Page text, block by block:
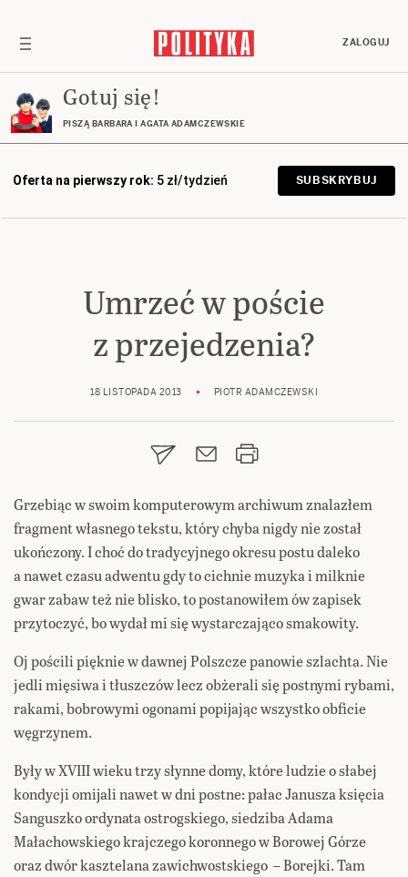
ZALOGUJ
Gotuj się!
PISZĄ BARBARA I AGATA ADAMCZEWSKIE
Oferta na pierwszy rok: 5 zł/tydzień SUBSKRYBUJ
Umrzeć w poście
z przejedzenia?
18 LISTOPADA 2013 PIOTR ADAMCZEWSKI
Grzebiąc w swoim komputerowym archiwum znalazłem
fragment własnego tekstu, który chyba nigdy nie został
ukończony. I choć do tradycyjnego okresu postu daleko
a nawet czasu adwentu gdy to cichnie muzyka i milknie
gwar zabaw też nie blisko, to postanowiłem ów zapisek
przytoczyć, bo wydał mi się wystarczająco smakowity.
Oj pościli pięknie w dawnej Polszcze panowie szlachta. Nie
jedli mięsiwa i tłuszczów lecz obżerali się postnymi rybami,
rakami, bobrowymi ogonami popijając wszystko obficie
węgrzynem.
Były w XVIII wieku trzy słynne domy, które ludzie o słabej
kondycji omijali nawet w dni postne: pałac Janusza księcia
Sanguszko ordynata ostrogskiego, siedziba Adama
Małachowskiego krajczego koronnego w Borowej Górze
oraz dwór kasztelana zawichwostskiego – Borejki. Tam